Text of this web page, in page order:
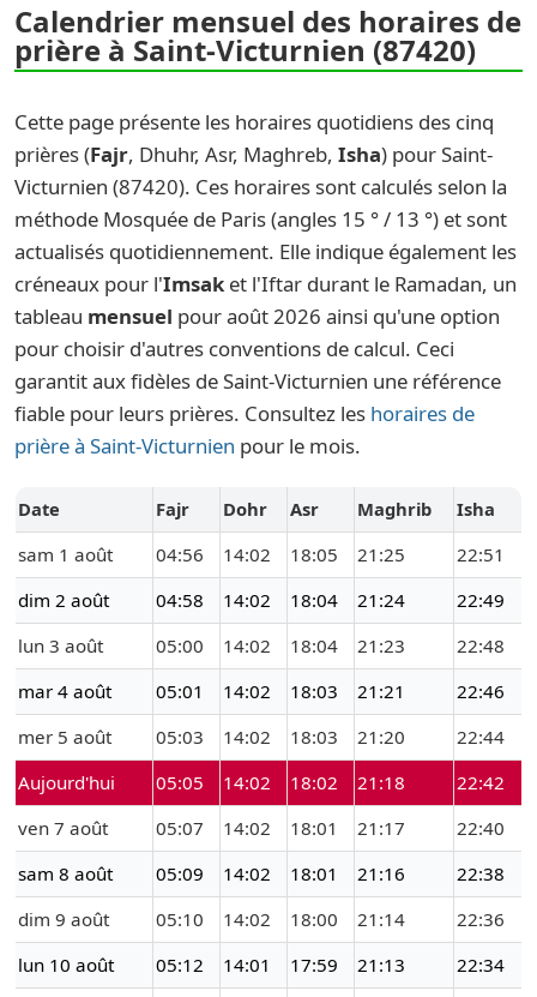
Calendrier mensuel des horaires de
prière à Saint-Victurnien (87420)
Cette page présente les horaires quotidiens des cinq
prières (Fajr, Dhuhr, Asr, Maghreb, Isha) pour Saint-
Victurnien (87420). Ces horaires sont calculés selon la
méthode Mosquée de Paris (angles 15 ° / 13 °) et sont
actualisés quotidiennement. Elle indique également les
créneaux pour l'Imsak et l'Iftar durant le Ramadan, un
tableau mensuel pour août 2026 ainsi qu'une option
pour choisir d'autres conventions de calcul. Ceci
garantit aux fidèles de Saint-Victurnien une référence
fiable pour leurs prières. Consultez les horaires de
prière à Saint-Victurnien pour le mois.
Date Fajr Dohr Asr Maghrib
Isha
sam 1 août
04:56 14:02 18:05 21:25
22:51
dim 2 août
04:58 14:02 18:04 21:24
22:49
lun 3 août
05:00 14:02 18:04 21:23
22:48
mar 4 août
05:01 14:02 18:03 21:21
22:46
mer 5 août
05:03 14:02 18:03 21:20
22:44
Aujourd'hui
05:05 14:02 18:02 21:18
22:42
ven 7 août
05:07 14:02 18:01 21:17
22:40
sam 8 août
05:09 14:02 18:01 21:16
22:38
dim 9 août
05:10 14:02 18:00 21:14
22:36
lun 10 août
05:12 14:01 17:59 21:13
22:34